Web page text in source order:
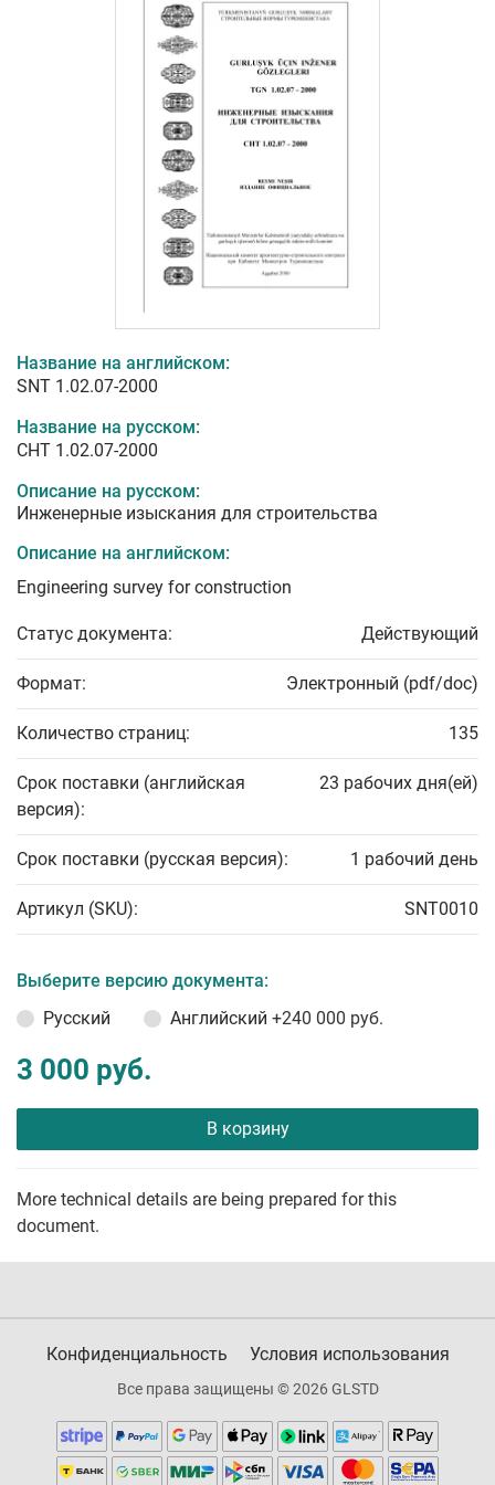
Название на английском:
SNT 1.02.07-2000
Название на русском:
СНТ 1.02.07-2000
Описание на русском:
Инженерные изыскания для строительства
Описание на английском:
Engineering survey for construction
Статус документа: Действующий
Формат: Электронный (pdf/doc)
Количество страниц: 135
Срок поставки (английская
версия):
23 рабочих дня(ей)
Срок поставки (русская версия): 1 рабочий день
Артикул (SKU): SNT0010
Выберите версию документа:
Русский
Английский +240 000 руб.
3 000 руб.
В корзину
More technical details are being prepared for this
document.
Конфиденциальность Условия использования
Все права защищены © 2026 GLSTD